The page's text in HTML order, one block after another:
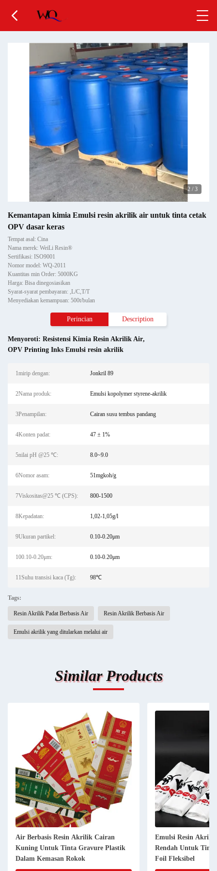
2 / 3
Kemantapan kimia Emulsi resin akrilik air untuk tinta cetak
OPV dasar keras
Tempat asal: Cina
Nama merek: WeiLi Resin®
Sertifikasi: ISO9001
Nomor model: WQ-2011
Kuantitas min Order: 5000KG
Harga: Bisa dinegosiasikan
Syarat-syarat pembayaran: ,L/C,T/T
Menyediakan kemampuan: 500t/bulan
Perincian Description
Menyoroti: Resistensi Kimia Resin Akrilik Air,
OPV Printing Inks Emulsi resin akrilik
1mirip dengan: Jonkril 89
2Nama produk: Emulsi kopolymer styrene-akrilik
3Penampilan: Cairan susu tembus pandang
4Konten padat: 47 ± 1%
5nilai pH @25 ℃: 8.0~9.0
6Nomor asam: 51mgkoh/g
7Viskositas@25 ℃ (CPS): 800-1500
8Kepadatan: 1,02-1,05g/l
9Ukuran partikel: 0.10-0.20μm
100.10-0.20μm: 0.10-0.20μm
11Suhu transisi kaca (Tg): 98℃
Tags:
Resin Akrilik Padat Berbasis Air Resin Akrilik Berbasis Air
Emulsi akrilik yang ditularkan melalui air
Similar Products
Air Berbasis Resin Akrilik Cairan
Kuning Untuk Tinta Gravure Plastik
Dalam Kemasan Rokok
Emulsi Resin
Rendah Untuk
Foil Fleksibel